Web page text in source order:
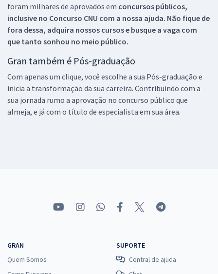
foram milhares de aprovados em concursos públicos,
inclusive no Concurso CNU com a nossa ajuda. Não fique de
fora dessa, adquira nossos cursos e busque a vaga com
que tanto sonhou no meio público.
Gran também é Pós-graduação
Com apenas um clique, você escolhe a sua Pós-graduação e
inicia a transformação da sua carreira. Contribuindo com a
sua jornada rumo a aprovação no concurso público que
almeja, e já com o título de especialista em sua área.
GRAN
Quem Somos
SUPORTE
Central de ajuda